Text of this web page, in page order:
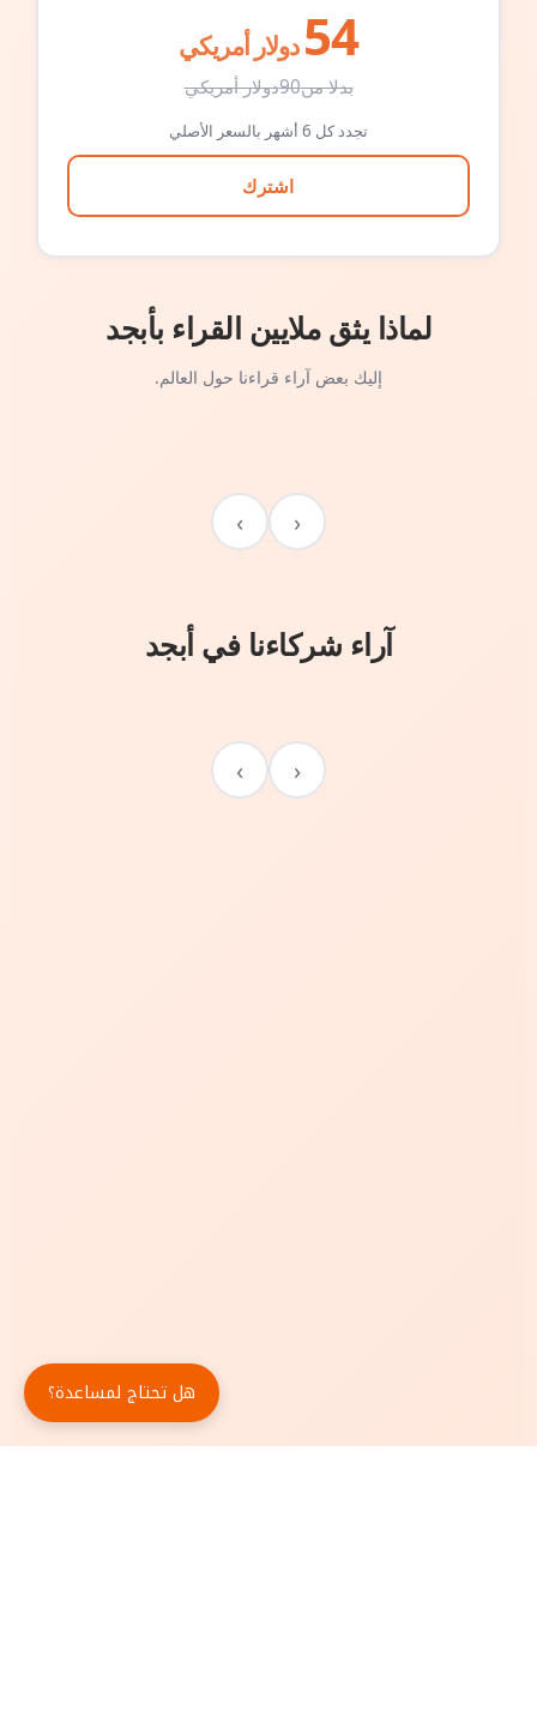
54 دولار أمريكي
بدلا من90دولار أمريكي
تجدد كل 6 أشهر بالسعر الأصلي
اشترك
لماذا يثق ملايين القراء بأبجد
إليك بعض آراء قراءنا حول العالم.
‹
›
آراء شركاءنا في أبجد
‹
›
هل تحتاج لمساعدة؟